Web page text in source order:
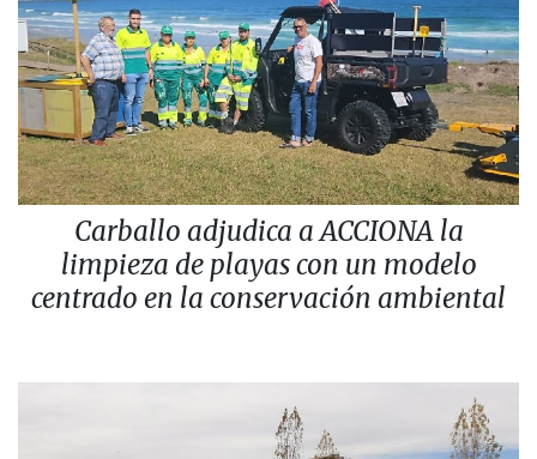
Carballo adjudica a ACCIONA la
limpieza de playas con un modelo
centrado en la conservación ambiental